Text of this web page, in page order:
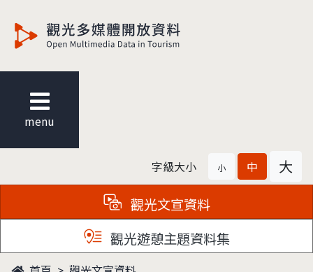
menu
字級大小 小 中 大
觀光文宣資料
觀光遊憩主題資料集